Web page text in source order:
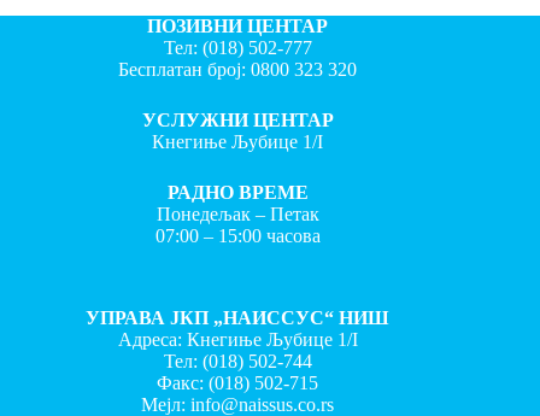
ПОЗИВНИ ЦЕНТАР
Тел: (018) 502-777
Бесплатан број:0800 323 320
УСЛУЖНИ ЦЕНТАР
Кнегиње Љубице 1/I
РАДНО ВРЕМЕ
Понедељак – Петак
07:00 – 15:00 часова
УПРАВА ЈКП „НАИССУС“ НИШ
Адреса: Кнегиње Љубице 1/I
Тел: (018) 502-744
Факс:(018) 502-715
Мејл:info@naissus.co.rs